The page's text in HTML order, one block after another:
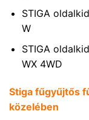
STIGA
W
STIGA
WX 4WD
Stiga fűgyűjtős
közelében